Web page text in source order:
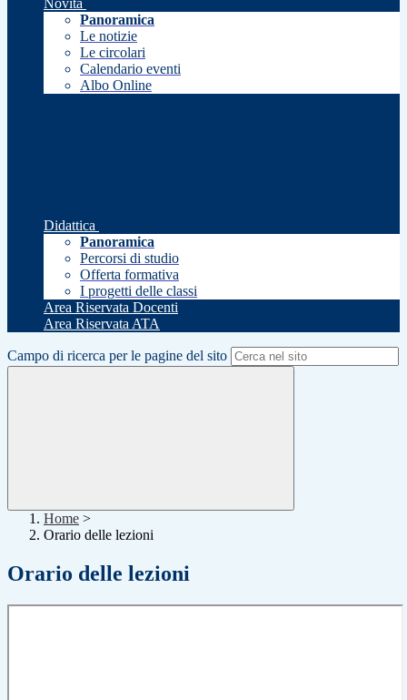
Novità
Panoramica
Le notizie
Le circolari
Calendario eventi
Albo Online
Didattica
Panoramica
Percorsi di studio
Offerta formativa
I progetti delle classi
Area Riservata Docenti
Area Riservata ATA
Campo di ricerca per le pagine del sito
Home >
Orario delle lezioni
Orario delle lezioni